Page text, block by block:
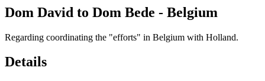
Dom David to Dom Bede - Belgium
Regarding coordinating the "efforts" in Belgium with Holland.
Details